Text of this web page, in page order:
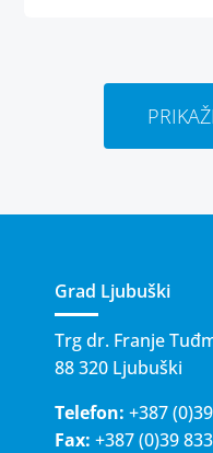
Grad Ljubuški
Trg dr. Franje
88 320 Ljubuški
Telefon: +387
Fax: +387 (0)39